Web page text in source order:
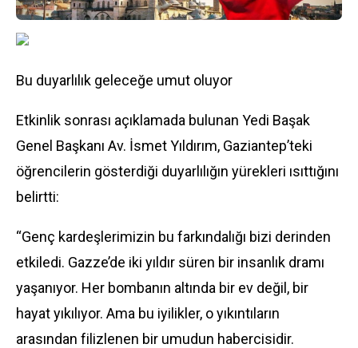
Bu duyarlılık geleceğe umut oluyor
Etkinlik sonrası açıklamada bulunan Yedi Başak
Genel Başkanı Av. İsmet Yıldırım, Gaziantep’teki
öğrencilerin gösterdiği duyarlılığın yürekleri ısıttığını
belirtti:
“Genç kardeşlerimizin bu farkındalığı bizi derinden
etkiledi. Gazze’de iki yıldır süren bir insanlık dramı
yaşanıyor. Her bombanın altında bir ev değil, bir
hayat yıkılıyor. Ama bu iyilikler, o yıkıntıların
arasından filizlenen bir umudun habercisidir.